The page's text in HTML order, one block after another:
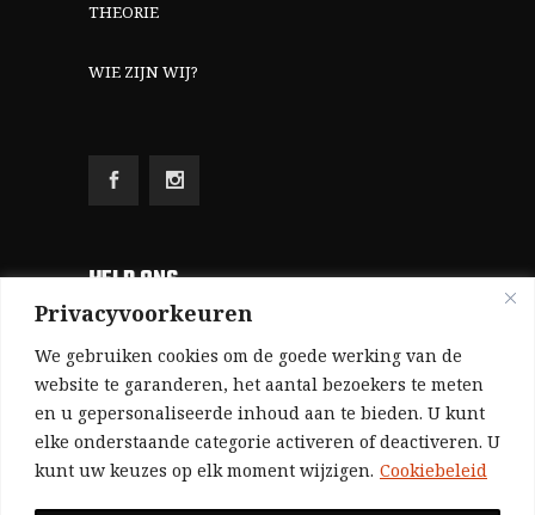
Privacyvoorkeuren
We gebruiken cookies om de goede werking van de
website te garanderen, het aantal bezoekers te meten
en u gepersonaliseerde inhoud aan te bieden. U kunt
elke onderstaande categorie activeren of deactiveren. U
kunt uw keuzes op elk moment wijzigen. Cookiebeleid
THEORIE
WIE ZIJN WIJ?
HELP ONS
Aangezien we volledig zelf gefinancierd zijn
(zonder subsidies, zonder commerciële
advertenties en zonder rijke sponsors), zijn we
voor de publicatie van ons tijdschrift uitsluitend
afhankelijk van de financiële steun van onze